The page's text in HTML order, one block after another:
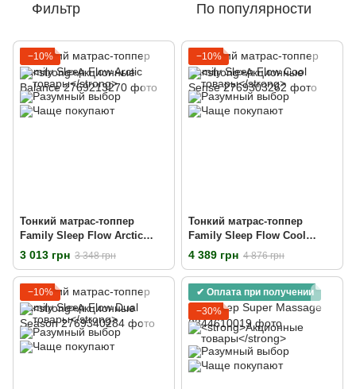
Фильтр По популярности
−10%
Тонкий матрас-топпер
Family Sleep Flow Arctic
Balance
3 013 грн 3 348 грн
−10%
Тонкий матрас-топпер
Family Sleep Flow Cool
Sense
4 389 грн 4 876 грн
−10%
✔ Оплата при получении
−30%